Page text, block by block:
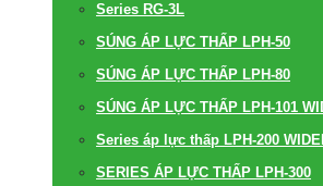
Series RG-3L
SÚNG ÁP LỰC THẤP LPH-50
SÚNG ÁP LỰC THẤP LPH-80
SÚNG ÁP LỰC THẤP LPH-101
Series áp lực thấp LPH-200
SERIES ÁP LỰC THẤP LPH-300